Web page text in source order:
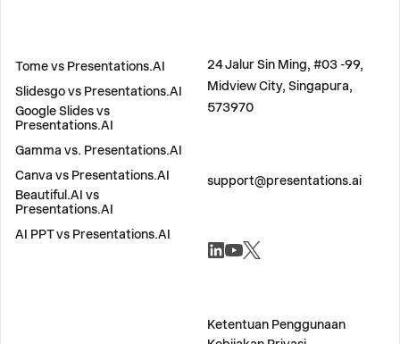
Tome vs Presentations.AI
Slidesgo vs Presentations.AI
Google Slides vs
Presentations.AI
Gamma vs. Presentations.AI
Canva vs Presentations.AI
Beautiful.AI vs
Presentations.AI
AI PPT vs Presentations.AI
24 Jalur Sin Ming, #03 -99,
Midview City, Singapura,
573970
support@presentations.ai
Ketentuan Penggunaan